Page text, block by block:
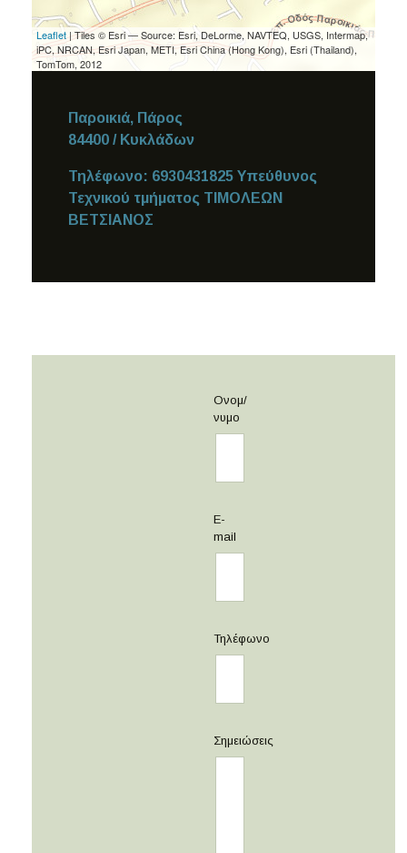
Leaflet| Tiles © Esri — Source: Esri, DeLorme, NAVTEQ, USGS, Intermap,
iPC, NRCAN, Esri Japan, METI, Esri China (Hong Kong), Esri (Thailand),
TomTom, 2012
Παροικιά, Πάρος
84400 / Κυκλάδων
Τηλέφωνο: 6930431825 Υπεύθυνος
Τεχνικού τμήματος ΤΙΜΟΛΕΩΝ
ΒΕΤΣΙΑΝΟΣ
Ονομ/
νυμο
E-
mail
Τηλέφωνο
Σημειώσεις